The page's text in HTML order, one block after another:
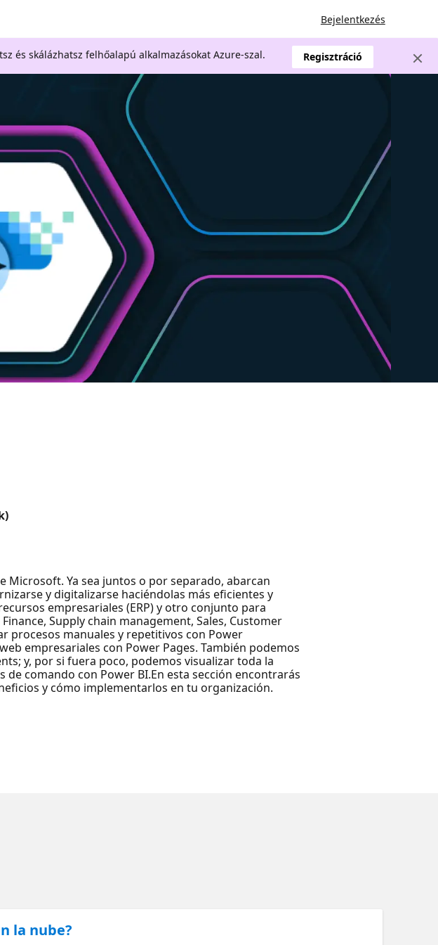
Bejelentkezés
és skálázhatsz felhőalapú alkalmazásokat Azure-szal. Regisztráció
Ya sea juntos o por separado, abarcan
y digitalizarse haciéndolas más eficientes y
empresariales (ERP) y otro conjunto para
Supply chain management, Sales, Customer
procesos manuales y repetitivos con Power
empresariales con Power Pages. También podemos
y, por si fuera poco, podemos visualizar toda la
comando con Power BI.En esta sección encontrarás
y cómo implementarlos en tu organización.
la nube?